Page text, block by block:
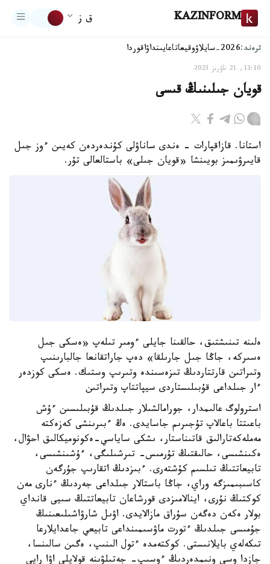
KAZINFORM ق ز
ترەند:2026-سايلاۋ وقيعاتاعايىنداۋاقوردا
13:10, 21 ناۋرىز 2023
قويان جىلىنىڭ قىسى
استانا. قازاقپارات - ەندى ساناۋلى كۇندەردەن كەيىن ءوز جىل
قايىرۋىمىز بويىنشا «قويان جىلى» باستالعالى تۇر.
ەلىنە تىنىشتىق، حالقىنا جايلى ءومىر تىلەپ «ەسكى جىل
ەسىركە، جاڭا جىل جارىلقا» دەپ جاراتقانعا جالبارىنىپ
وتىراتىن قارتتاردىڭ تىزەسىندە وتىرىپ وستىك. ەسكى كوزدەر
ءار جىلداعى قۇبىلىستاردى سيپاتتاپ وتىراتىن
استرولوگ عالىمدار، جورامالشىلار جىلدىڭ قۇبىلىسىن ءۇش
باعىتتا باعالاپ تۇجىرىم جاسايدى. ەڭ ءبىرىنشى كەزەكتە
مەملەكەتارالىق قاتىناستار، ىشكى ساياسي-ەكونوميكالىق احۋال،
ەكىنشىسى، حالىقتىڭ تۇرمىس- تىرشىلىگى، ءۇشىنشىسى،
تابيعاتتىڭ تىلسىم كۇشتەرى. ءبىزدىڭ اتقارىپ جۇرگەن
كاسىبىمىزگە وراي، جاڭا باستالار جىلداعى جەردىڭ ءنارى مەن
كوكتىڭ نۇرى، اينالامىزدى قورشاعان تابيعاتتىڭ سىيى قانداي
بولار ەكەن دەگەن سۇراق مازالايدى. اۋىل شارۋاشىلىعىنىڭ
جۇمىسى جىلدىڭ ءتورت ماۋسىمىنداعى تابيعي جاعدايلارعا
تىكەلەي بايلانىستى. كوكتەمدە ءتول الىنىپ، ەگىن سالىنسا،
جازدا وسى ونىمدەردىڭ ءوسىپ- جەتىلۋىنە قولايلى اۋا رايى